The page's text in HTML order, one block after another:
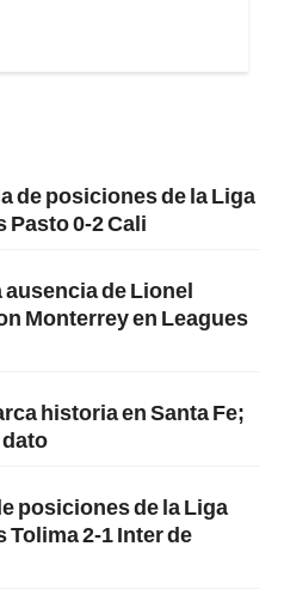
de posiciones de la Liga
Pasto 0-2 Cali
de Lionel
Monterrey en Leagues
historia en Santa Fe;
posiciones de la Liga
Tolima 2-1 Inter de